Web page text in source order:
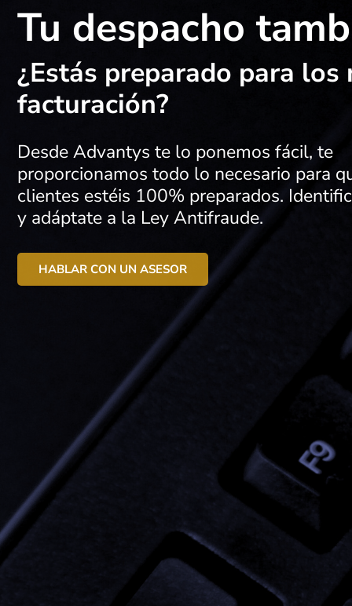
Tu despacho
¿Estás preparado para los
facturación?
Desde Advantys te lo ponemos fácil, te
proporcionamos todo lo necesario para
clientes estéis 100% preparados.
y adáptate a la Ley Antifraude.
HABLAR CON UN ASESOR